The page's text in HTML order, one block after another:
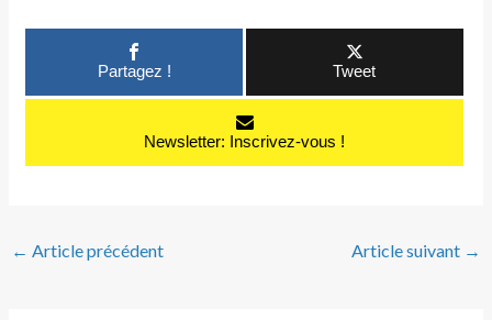
Partagez ! Tweet
Newsletter: Inscrivez-vous !
← Article précédent Article suivant →